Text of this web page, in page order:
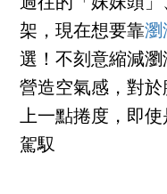
架，現在想要靠瀏
選！不刻意縮減
營造空氣感，對
上一點捲度，即
駕馭